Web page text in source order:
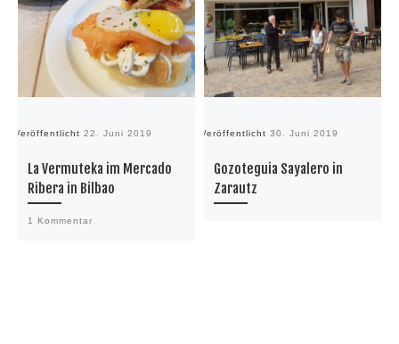
Veröffentlicht 22. Juni 2019
La Vermuteka im Mercado
Ribera in Bilbao
1 Kommentar
Veröffentlicht 30. Juni 2019
Gozoteguia Sayalero in
Zarautz